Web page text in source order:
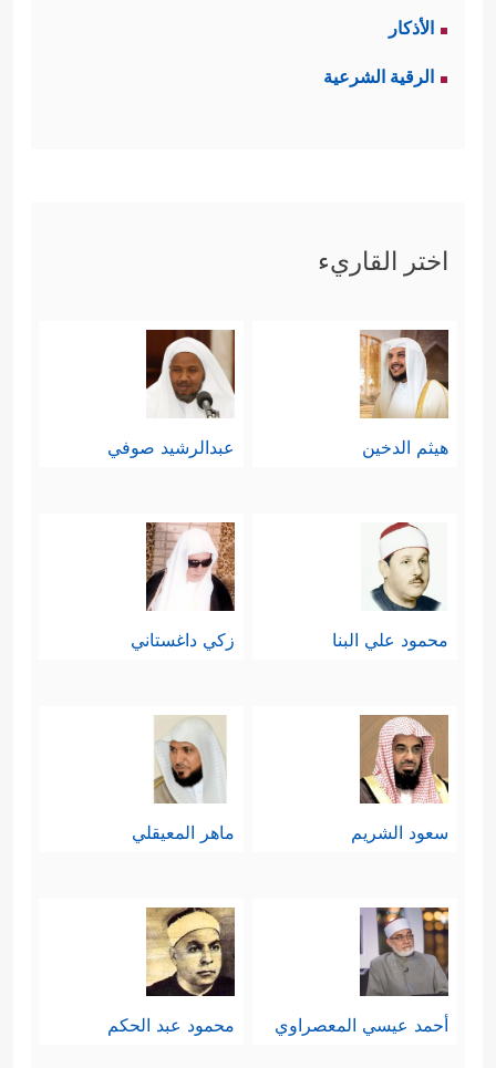
الأذكار
الرقية الشرعية
اختر القاريء
هيثم الدخين عبدالرشيد صوفي
محمود علي البنا زكي داغستاني
سعود الشريم ماهر المعيقلي
أحمد عيسي المعصراوي محمود عبد الحكم